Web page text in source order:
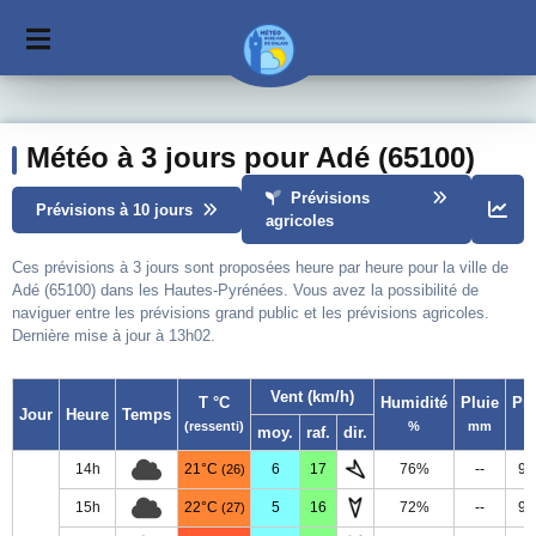
Météo à 3 jours pour Adé (65100)
Prévisions à 10 jours
Prévisions
agricoles
Ces prévisions à 3 jours sont proposées heure par heure pour la ville de
Adé (65100) dans les Hautes-Pyrénées. Vous avez la possibilité de
naviguer entre les prévisions grand public et les prévisions agricoles.
Dernière mise à jour à 13h02.
Jour Heure Temps
T °C
(ressenti)
Vent (km/h) Humidité
%
Pluie
mm
moy. raf. dir.
14h 21°C (26) 6 17 76% --
15h 22°C (27) 5 16 72% --